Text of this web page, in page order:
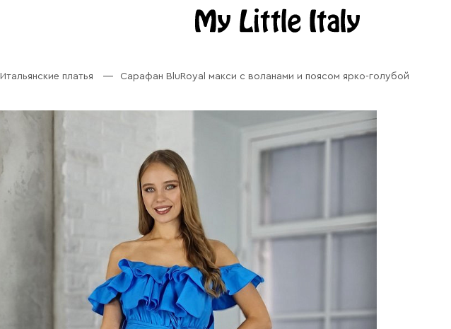
Итальянские платья Сарафан BluRoyal макси с воланами и поясом ярко-голубой